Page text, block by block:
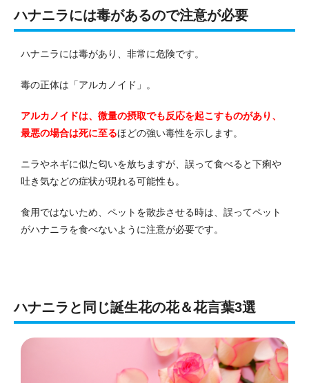
ハナニラには毒があるので注意が必要
ハナニラには毒があり、非常に危険です。
毒の正体は「アルカノイド」。
アルカノイドは、微量の摂取でも反応を起こすものがあり、
最悪の場合は死に至るほどの強い毒性を示します。
ニラやネギに似た匂いを放ちますが、誤って食べると下痢や
吐き気などの症状が現れる可能性も。
食用ではないため、ペットを散歩させる時は、誤ってペット
がハナニラを食べないように注意が必要です。
ハナニラと同じ誕生花の花＆花言葉3選